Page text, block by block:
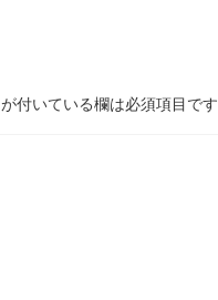
が付いている欄は必須項目です